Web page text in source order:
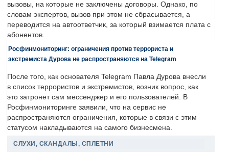
вызовы, на которые не заключены договоры. Однако, по
словам экспертов, вызов при этом не сбрасывается, а
переводится на автоответчик, за который взимается плата с
абонентов.
Росфинмониторинг: ограничения против террориста и
экстремиста Дурова не распространяются на Telegram
После того, как основателя Telegram Павла Дурова внесли
в список террористов и экстремистов, возник вопрос, как
это затронет сам мессенджер и его пользователей. В
Росфинмониторинге заявили, что на сервис не
распространяются ограничения, которые в связи с этим
статусом накладываются на самого бизнесмена.
СЛУХИ, СКАНДАЛЫ, СПЛЕТНИ